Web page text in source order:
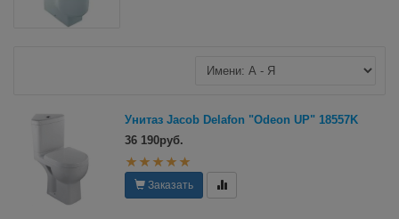
Унитаз Jacob Delafon "Odeon UP" 18557K
36 190руб.
Заказать